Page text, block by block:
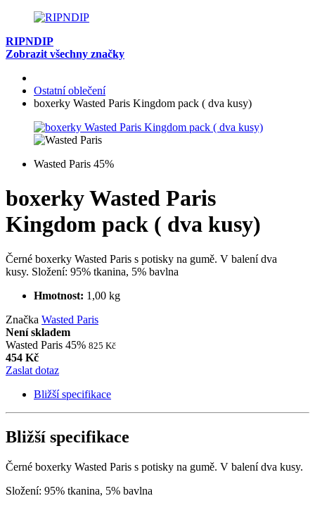
RIPNDIP
Zobrazit všechny značky
Ostatní oblečení
boxerky Wasted Paris Kingdom pack ( dva kusy)
Wasted Paris 45%
boxerky Wasted Paris
Kingdom pack ( dva kusy)
Černé boxerky Wasted Paris s potisky na gumě. V balení dva
kusy. Složení: 95% tkanina, 5% bavlna
Hmotnost: 1,00 kg
Značka Wasted Paris
Není skladem
Wasted Paris 45% 825 Kč
454 Kč
Zaslat dotaz
Bližší specifikace
Bližší specifikace
Černé boxerky Wasted Paris s potisky na gumě. V balení dva kusy.
Složení: 95% tkanina, 5% bavlna